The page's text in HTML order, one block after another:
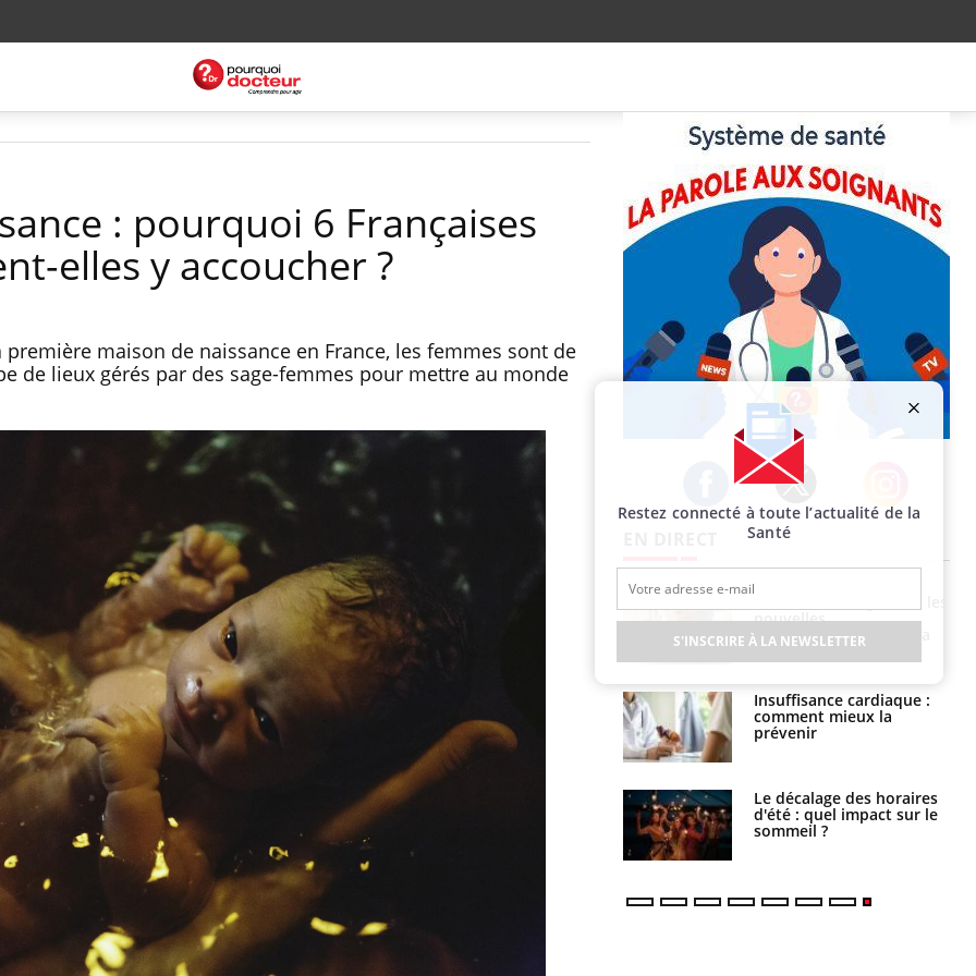
: pourquoi 6 Françaises
elles y accoucher ?
première maison de naissance en France, les femmes sont de
de lieux gérés par des sage-femmes pour mettre au monde
Facebook Twitter Instagram
Légionellose en Suisse :
quelle est l’origine de la
contamination ?
Allergies alimentaires :
une nouvelle arme contre
les réactions sévères
Comment gérer le
sommeil des enfants en
vacances ?
les kinés pourront
traitement autorisé aux
États-Unis ?
nouvelles
recommandations de la
HAS
Insuffisance cardiaque :
comment mieux la
prévenir
Le décalage des horaires
d'été : quel impact sur le
sommeil ?
Restez connecté à toute l’actualité de la
Santé
S'INSCRIRE À LA NEWSLETTER